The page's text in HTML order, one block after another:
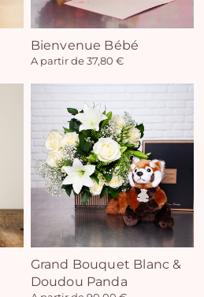
Bienvenue Bébé
A partir de 37,80 €
Grand Bouquet Blanc &
Doudou Panda